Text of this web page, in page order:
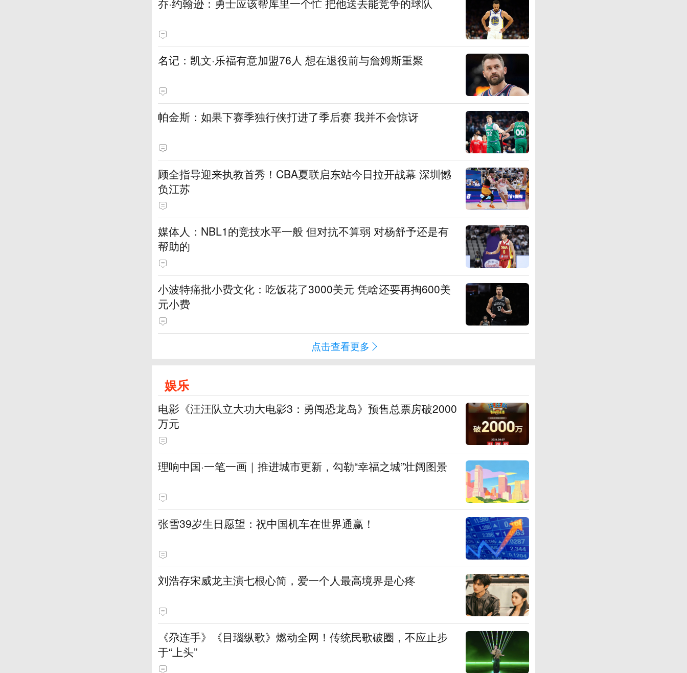
名记：凯文·乐福有意加盟76人 想在退役前与詹姆斯重聚
帕金斯：如果下赛季独行侠打进了季后赛 我并不会惊讶
顾全指导迎来执教首秀！CBA夏联启东站今日拉开战幕 深圳憾
负江苏
媒体人：NBL1的竞技水平一般 但对抗不算弱 对杨舒予还是有
帮助的
小波特痛批小费文化：吃饭花了3000美元 凭啥还要再掏600美
元小费
点击查看更多
娱乐
电影《汪汪队立大功大电影3：勇闯恐龙岛》预售总票房破2000
万元
理响中国·一笔一画｜推进城市更新，勾勒“幸福之城”壮阔图景
张雪39岁生日愿望：祝中国机车在世界通赢！
刘浩存宋威龙主演七根心简，爱一个人最高境界是心疼
《尕连手》《目瑙纵歌》燃动全网！传统民歌破圈，不应止步
于“上头”